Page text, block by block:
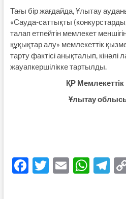
Тағы бір жағдайда, Ұлытау
«Сауда-саттықты
талап етпейтін мемлекет
құқықтар алу» мемлекеттік
тарту фактісі анықталып, кінәлі
жауапкершілікке тартылды.
ҚР Мемлекеттік
Ұлытау
F T E WT